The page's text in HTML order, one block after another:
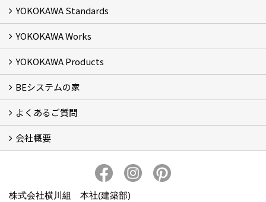
イベント予告
イベント報告
YOKOKAWA Standards
基本理念 (2)
横川組の家造り
正しい耐震・制震の家
正しい断熱の家
S-grade
SS-grade
YOKOKAWA Works
フォトギャラリー
リフォーム専門部
新築・増築専門部
現場レポート
完工事例
お客様の声
横川組歩道除雪隊
『五本線』応援ページ！
YOKOKAWA Products
窓ガラス遮熱・UVカット塗料【ゼロコート】
水回り再生コーティング【アクアリフレッシュ】
米杉羽目板【やすらぎ】
BEシステムの家
BEシステムの家 実績
BEシステムの家 概要
BEシステムの家 体感会レポート
ハウスオブザ高断熱受賞
よくあるご質問
BEシステムについて
家造りの流れ
会社概要
プライバシー・ポリシー
本社井口移転のお知らせ
株式会社横川組 本社(建築部)